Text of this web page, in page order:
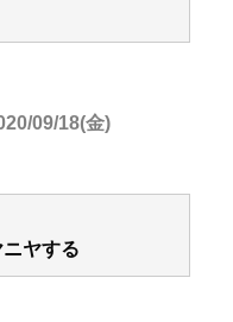
09/18(金)
ヤする